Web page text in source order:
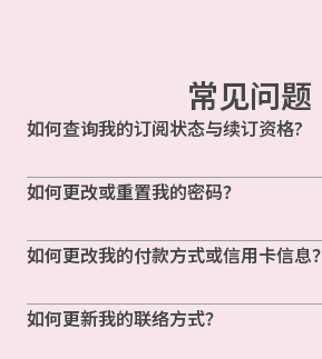
常见问题
如何查询我的订阅状态与续订资格?
如何更改或重置我的密码？
如何更改我的付款方式或信用卡信息？
如何更新我的联络方式？